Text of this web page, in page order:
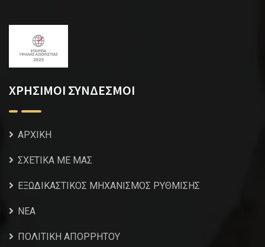
ΧΡΗΣΙΜΟΙ ΣΥΝΔΕΣΜΟΙ
ΑΡΧΙΚΗ
ΣΧΕΤΙΚΑ ΜΕ ΜΑΣ
ΕΞΩΔΙΚΑΣΤΙΚΟΣ ΜΗΧΑΝΙΣΜΟΣ ΡΥΘΜΙΣΗΣ
NEA
ΠΟΛΙΤΙΚΗ ΑΠΟΡΡΗΤΟΥ